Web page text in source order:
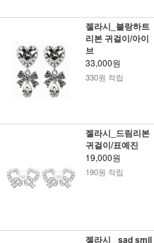
젤라시_블랑하트
리본 귀걸이/아이
브
33,000원
330원 적립
젤라시_드림리본
귀걸이/표예진
19,000원
190원 적립
젤라시_ sad smil